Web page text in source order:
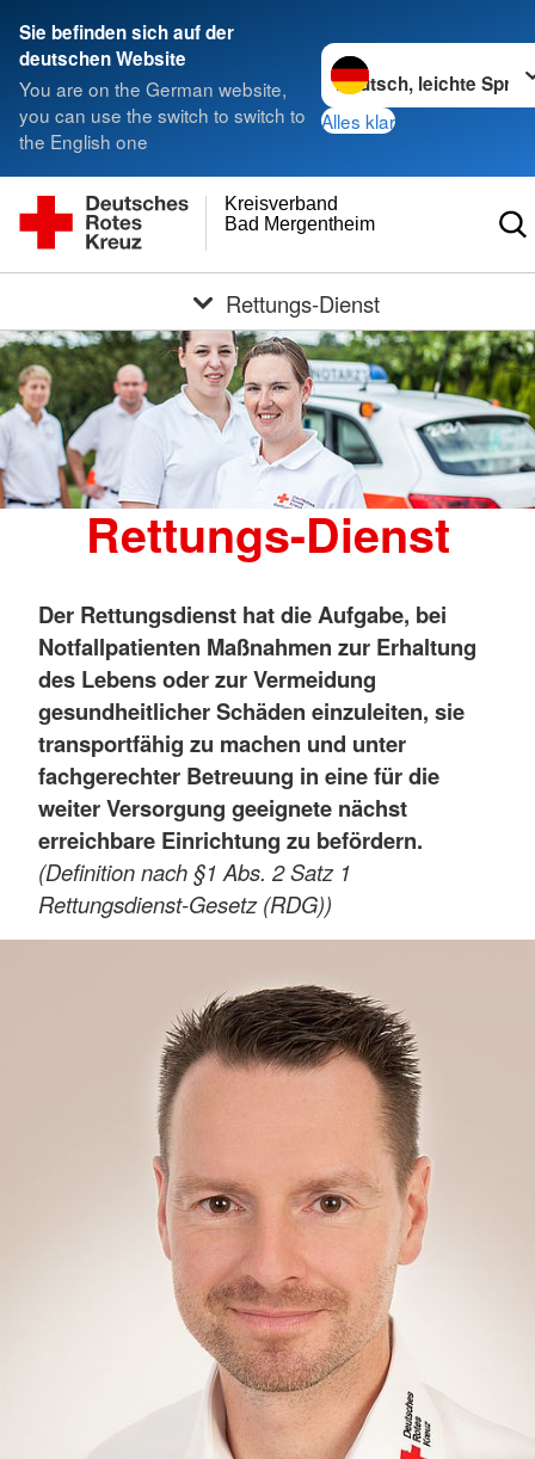
Sie befinden sich auf der
deutschen Website
You are on the German website,
you can use the switch to switch to
the English one
Sprache wechseln zu
Alles klar
Bad Mergentheim e.V.
Kreisverband
Rettungs-Dienst
Rettungs-Dienst
Der Rettungsdienst hat die Aufgabe, bei
Notfallpatienten Maßnahmen zur Erhaltung
des Lebens oder zur Vermeidung
gesundheitlicher Schäden einzuleiten, sie
transportfähig zu machen und unter
fachgerechter Betreuung in eine für die
weiter Versorgung geeignete nächst
erreichbare Einrichtung zu befördern.
(Definition nach §1 Abs. 2 Satz 1
Rettungsdienst-Gesetz (RDG))